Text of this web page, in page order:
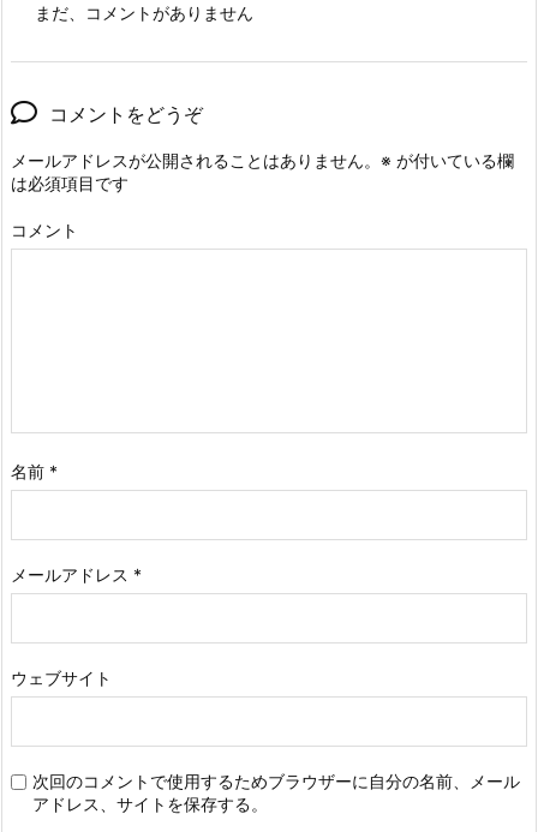
まだ、コメントがありません
コメントをどうぞ
メールアドレスが公開されることはありません。 ※ が付いている欄
は必須項目です
コメント
名前 *
メールアドレス *
ウェブサイト
次回のコメントで使用するためブラウザーに自分の名前、メール
アドレス、サイトを保存する。